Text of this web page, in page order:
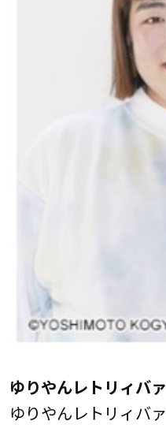
ゆりやんレトリィバァ
ゆりやんレトリィバァ